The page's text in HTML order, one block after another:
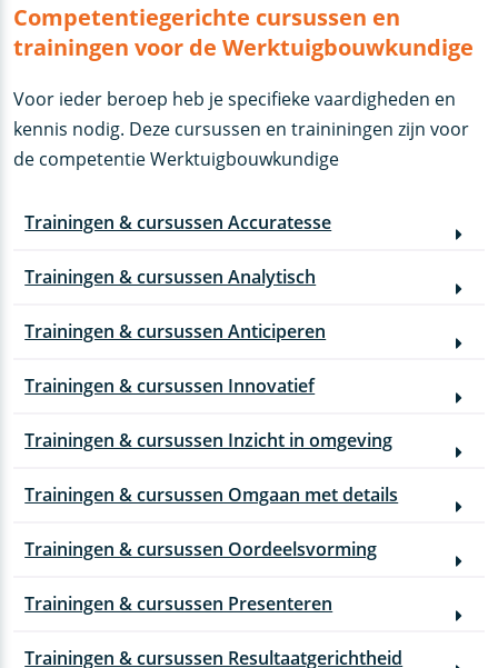
Competentiegerichte cursussen en
trainingen voor de Werktuigbouwkundige
Voor ieder beroep heb je specifieke vaardigheden en
kennis nodig. Deze cursussen en traininingen zijn voor
de competentie Werktuigbouwkundige
Trainingen & cursussen Accuratesse
Trainingen & cursussen Analytisch
Trainingen & cursussen Anticiperen
Trainingen & cursussen Innovatief
Trainingen & cursussen Inzicht in omgeving
Trainingen & cursussen Omgaan met details
Trainingen & cursussen Oordeelsvorming
Trainingen & cursussen Presenteren
Trainingen & cursussen Resultaatgerichtheid